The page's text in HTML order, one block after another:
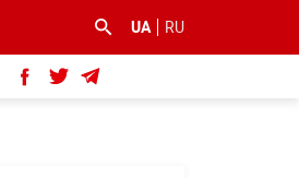
UA RU